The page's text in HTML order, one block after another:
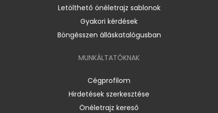
Letölthető önéletrajz sablonok
Gyakori kérdések
Böngésszen álláskatalógusban
MUNKÁLTATÓKNAK
Cégprofilom
Hirdetések szerkesztése
Önéletrajz kereső